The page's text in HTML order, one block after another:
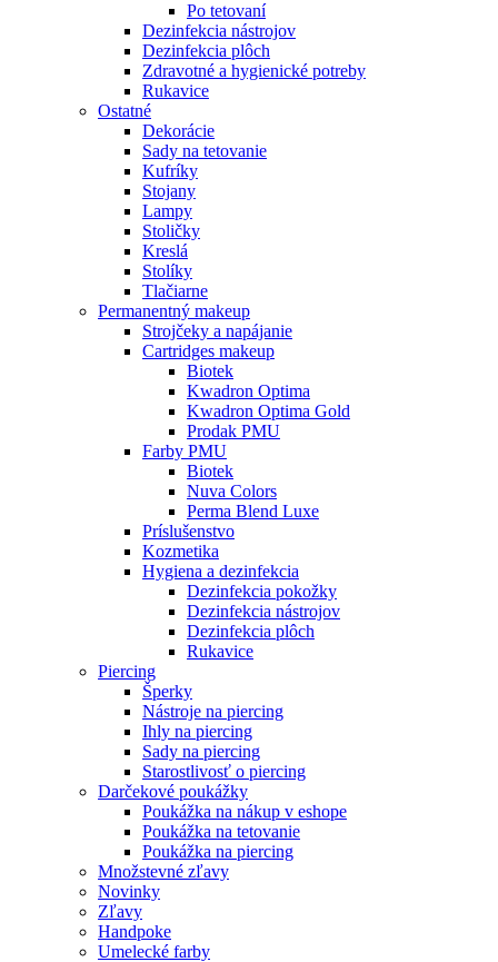
Po tetovaní
Dezinfekcia nástrojov
Dezinfekcia plôch
Zdravotné a hygienické potreby
Rukavice
Ostatné
Dekorácie
Sady na tetovanie
Kufríky
Stojany
Lampy
Stoličky
Kreslá
Stolíky
Tlačiarne
Permanentný makeup
Strojčeky a napájanie
Cartridges makeup
Biotek
Kwadron Optima
Kwadron Optima Gold
Prodak PMU
Farby PMU
Biotek
Nuva Colors
Perma Blend Luxe
Príslušenstvo
Kozmetika
Hygiena a dezinfekcia
Dezinfekcia pokožky
Dezinfekcia nástrojov
Dezinfekcia plôch
Rukavice
Piercing
Šperky
Nástroje na piercing
Ihly na piercing
Sady na piercing
Starostlivosť o piercing
Darčekové poukážky
Poukážka na nákup v eshope
Poukážka na tetovanie
Poukážka na piercing
Množstevné zľavy
Novinky
Zľavy
Handpoke
Umelecké farby